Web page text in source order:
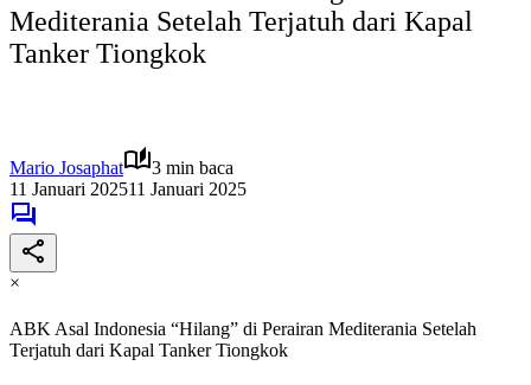
Mediterania Setelah Terjatuh dari Kapal
Tanker Tiongkok
Mario Josaphat
3 min baca
11 Januari 202511 Januari 2025
×
ABK Asal Indonesia “Hilang” di Perairan Mediterania Setelah
Terjatuh dari Kapal Tanker Tiongkok